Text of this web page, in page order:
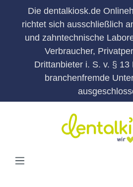
Die dentalkiosk.de
richtet sich ausschließlich
und zahntechnische
Verbraucher,
Drittanbieter i. S. v. § 13
branchenfremde
Zum Hauptinhalt springen